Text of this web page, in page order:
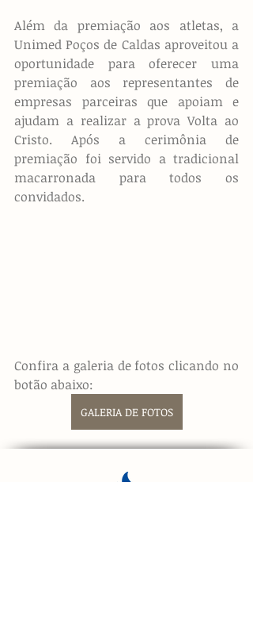
Além da premiação aos atletas, a
Unimed Poços de Caldas aproveitou a
oportunidade para oferecer uma
premiação aos representantes de
empresas parceiras que apoiam e
ajudam a realizar a prova Volta ao
Cristo. Após a cerimônia de
premiação foi servido a tradicional
macarronada para todos os
convidados.
Confira a galeria de fotos clicando no
botão abaixo:
GALERIA DE FOTOS